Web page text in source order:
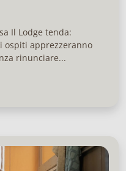
Il Lodge tenda:
ospiti apprezzeranno
rinunciare...